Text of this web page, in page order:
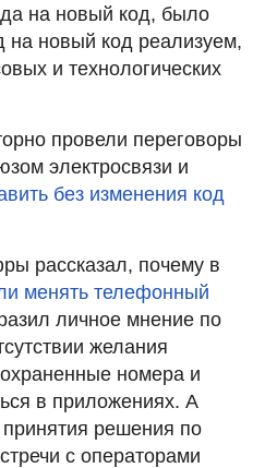
на новый код, было
на новый код реализуем,
и технологических
провели переговоры
электросвязи и
без изменения код
рассказал, почему в
менять телефонный
личное мнение по
желания
номера и
в приложениях. А
решения по
с операторами